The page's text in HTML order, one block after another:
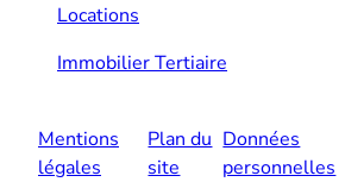
Locations
Immobilier Tertiaire
Mentions
légales
Plan du
site
Données
personnelles